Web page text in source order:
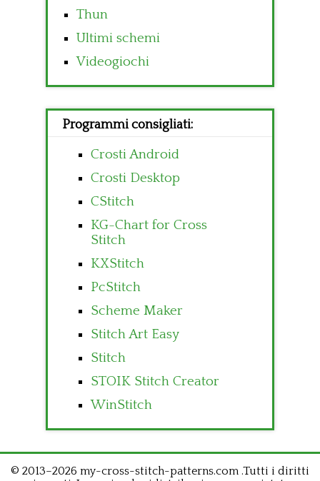
Thun
Ultimi schemi
Videogiochi
Programmi consigliati:
Crosti Android
Crosti Desktop
CStitch
KG-Chart for Cross
Stitch
KXStitch
PcStitch
Scheme Maker
Stitch Art Easy
Stitch
STOIK Stitch Creator
WinStitch
© 2013–2026 my-cross-stitch-patterns.com .Tutti i diritti